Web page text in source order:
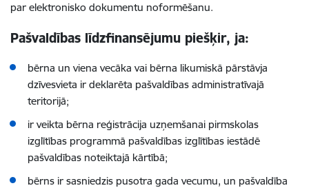
par elektronisko dokumentu noformēšanu.
Pašvaldības līdzfinansējumu piešķir, ja:
bērna un viena vecāka vai bērna likumiskā pārstāvja
dzīvesvieta ir deklarēta pašvaldības administratīvajā
teritorijā;
ir veikta bērna reģistrācija uzņemšanai pirmskolas
izglītības programmā pašvaldības izglītības iestādē
pašvaldības noteiktajā kārtībā;
bērns ir sasniedzis pusotra gada vecumu, un pašvaldība